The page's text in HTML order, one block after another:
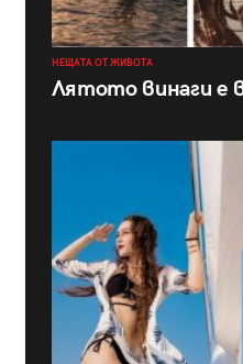
НЕЩАТА ОТ ЖИВОТА
Лятото винаги е